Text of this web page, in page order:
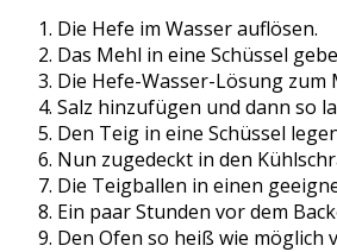
Die Hefe im Wasser auflösen.
Das Mehl in eine Schüssel
Die Hefe-Wasser-Lösung
Salz hinzufügen und dann so
Den Teig in eine Schüssel
Nun zugedeckt in den
Die Teigballen in einen
Ein paar Stunden vor dem
Den Ofen so heiß wie möglich